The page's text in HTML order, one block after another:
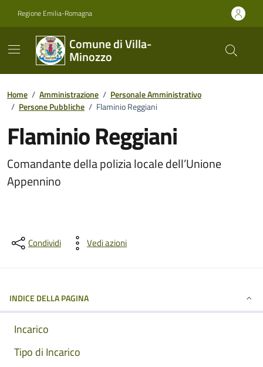
Regione Emilia-Romagna
Comune di Villa-
Minozzo
Home / Amministrazione / Personale Amministrativo
/ Persone Pubbliche / Flaminio Reggiani
Flaminio Reggiani
Comandante della polizia locale dell’Unione
Appennino
Condividi Vedi azioni
INDICE DELLA PAGINA
Incarico
Tipo di Incarico